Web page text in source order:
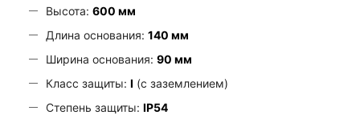
Высота: 600 мм
Длина основания: 140 мм
Ширина основания: 90 мм
Класс защиты: I (с заземлением)
Степень защиты: IP54